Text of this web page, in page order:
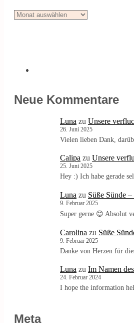
Blogarchiv
Neue Kommentare
Luna zu Unsere
26. Juni 2025
Vielen lieben Dank,
Calipa zu Unsere
25. Juni 2025
Hey :) Ich habe gerade
Luna zu Süße Sünde
9. Februar 2025
Super gerne 😊 Absolut
Carolina zu Süße
9. Februar 2025
Danke von Herzen für
Luna zu Im Namen
24. Februar 2024
I hope the information
Meta